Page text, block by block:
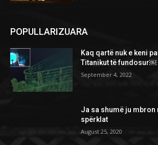
POPULLARIZUARA
Kaq qartë nuk e keni
Titanikut të fundosur￼
September 4, 2022
Ja sa shumë ju mbron
spërklat
August 25, 2020